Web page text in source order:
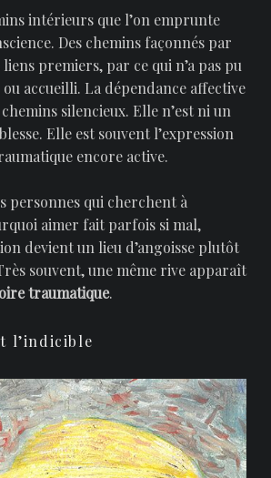
intérieurs que l’on emprunte
Des chemins façonnés par
premiers, par ce qui n’a pas pu
accueilli. La dépendance affective
silencieux. Elle n’est ni un
Elle est souvent l’expression
encore active.
personnes qui cherchent à
aimer fait parfois si mal,
devient un lieu d’angoisse plutôt
souvent, une même rive apparaît
traumatique.
l’indicible